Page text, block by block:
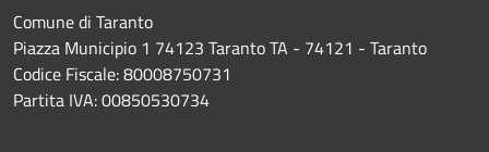
Comune di Taranto
Piazza Municipio 1 74123 Taranto TA - 74121 - Taranto
Codice Fiscale: 80008750731
Partita IVA: 00850530734